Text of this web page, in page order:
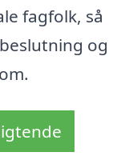
fagfolk, så
og